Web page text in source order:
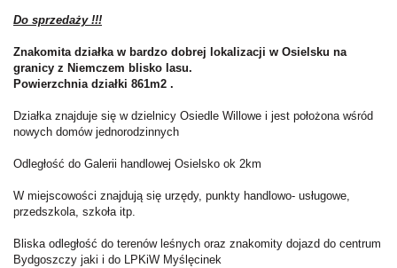
Do sprzedaży !!!
Znakomita działka w bardzo dobrej lokalizacji w Osielsku na
granicy z Niemczem blisko lasu.
Powierzchnia działki 861m2 .
Działka znajduje się w dzielnicy Osiedle Willowe i jest położona wśród
nowych domów jednorodzinnych
Odległość do Galerii handlowej Osielsko ok 2km
​​​​​​W miejscowości znajdują się urzędy, punkty handlowo- usługowe,
przedszkola, szkoła itp.
Bliska odległość do terenów leśnych oraz znakomity dojazd do centrum
Bydgoszczy jaki i do LPKiW Myślęcinek